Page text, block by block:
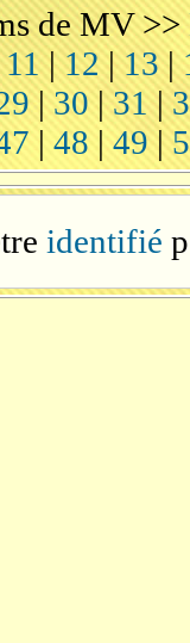
de MV>>
11| 12|13|
|30|31|
|48 |49|
identifié